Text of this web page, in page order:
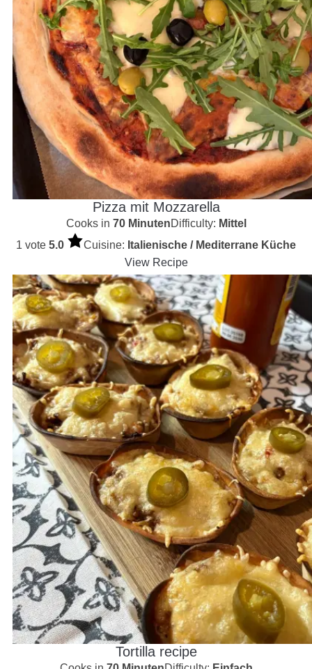
Pizza mit Mozzarella
Cooks in 70 MinutenDifficulty: Mittel
1 vote 5.0 Cuisine: Italienische / Mediterrane Küche
View Recipe
Tortilla recipe